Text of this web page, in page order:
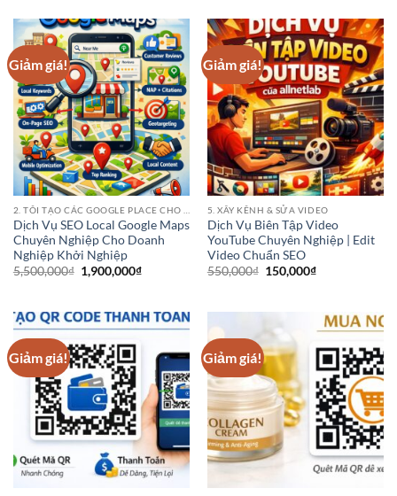
Giảm giá!
Dịch Vụ SEO Local Google Maps
Chuyên Nghiệp Cho Doanh
Nghiệp Khởi Nghiệp
5,500,000₫ Giá
gốc
1,900,000₫Giá
1,900,000₫.
Giảm giá!
5. XÂY KÊNH & SỬA VIDEO
Dịch Vụ Biên Tập Video
YouTube Chuyên Nghiệp | Edit
Video Chuẩn SEO
550,000₫ Giá
150,000₫Giá
150,000₫.
Giảm giá! Giảm giá!